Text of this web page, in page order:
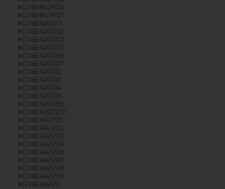
KG36E8ICP/04
KG36E8ICP/07
KG36EAI30/01
KG36EAI30/02
KG36EAI30/03
KG36EAI30/05
KG36EAI30/06
KG36EAI30/07
KG36EAI30/12
KG36EAI30/13
KG36EAI30/14
KG36EAI30/15
KG36EAI30/99
KG36EAI32G/01
KG36EAI40/01
KG36EAI40/02
KG36EAI40/03
KG36EAI40/04
KG36EAI40/06
KG36EAI40/07
KG36EAI40/08
KG36EAI40/09
KG36EAI40/11